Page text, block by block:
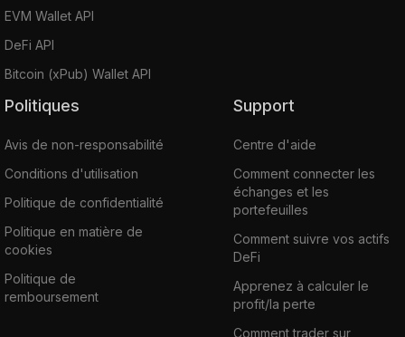
EVM Wallet API
DeFi API
Bitcoin (xPub) Wallet API
Politiques
Avis de non-responsabilité
Conditions d'utilisation
Politique de confidentialité
Politique en matière de
cookies
Politique de
remboursement
Support
Centre d'aide
Comment connecter les
échanges et les
portefeuilles
Comment suivre vos actifs
DeFi
Apprenez à calculer le
profit/la perte
Comment trader sur